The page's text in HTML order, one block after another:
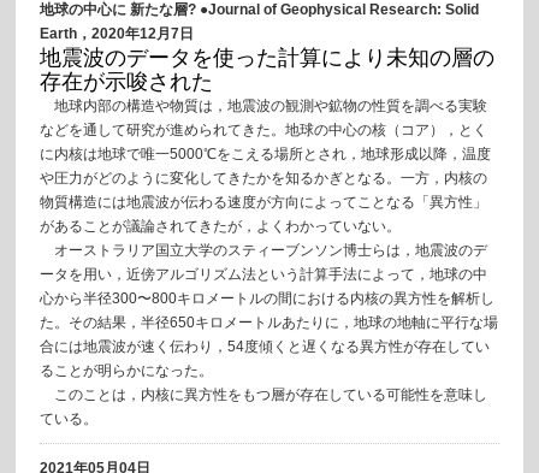
地球の中心に 新たな層? ●Journal of Geophysical Research: Solid
Earth，2020年12月7日
地震波のデータを使った計算により未知の層の
存在が示唆された
地球内部の構造や物質は，地震波の観測や鉱物の性質を調べる実験
などを通して研究が進められてきた。地球の中心の核（コア），とく
に内核は地球で唯一5000℃をこえる場所とされ，地球形成以降，温度
や圧力がどのように変化してきたかを知るかぎとなる。一方，内核の
物質構造には地震波が伝わる速度が方向によってことなる「異方性」
があることが議論されてきたが，よくわかっていない。
オーストラリア国立大学のスティーブンソン博士らは，地震波のデ
ータを用い，近傍アルゴリズム法という計算手法によって，地球の中
心から半径300〜800キロメートルの間における内核の異方性を解析し
た。その結果，半径650キロメートルあたりに，地球の地軸に平行な場
合には地震波が速く伝わり，54度傾くと遅くなる異方性が存在してい
ることが明らかになった。
このことは，内核に異方性をもつ層が存在している可能性を意味し
ている。
2021年05月04日